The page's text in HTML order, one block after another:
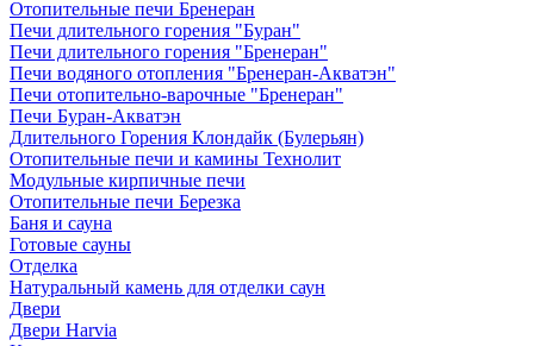
Отопительные печи Бренеран
Печи длительного горения "Буран"
Печи длительного горения "Бренеран"
Печи водяного отопления "Бренеран-Акватэн"
Печи отопительно-варочные "Бренеран"
Печи Буран-Акватэн
Длительного Горения Клондайк (Булерьян)
Отопительные печи и камины Технолит
Модульные кирпичные печи
Отопительные печи Березка
Баня и сауна
Готовые сауны
Отделка
Натуральный камень для отделки саун
Двери
Двери Harvia